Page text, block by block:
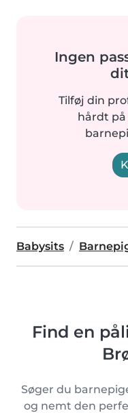
Ingen
Tilføj din
hårdt
Babysits
Find en
Søger du
og nemt den